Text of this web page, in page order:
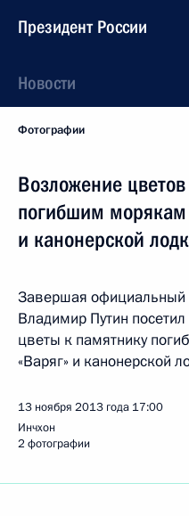
Президент России
Новости
Фотографии
Возложение
погибшим морякам
и канонерской
Завершая официальный
Владимир Путин
цветы к памятнику
«Варяг» и канонерской
13 ноября 2013 года 17:00
Инчхон
2 фотографии